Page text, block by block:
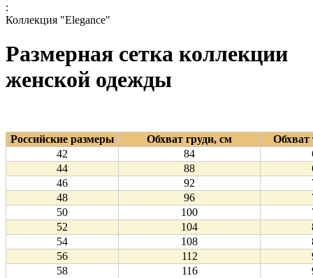
:
Коллекция "Elegance"
Размерная сетка коллекции
женской одежды
Российские размеры Обхват груди, см
Обхват
42
84
44
88
46
92
48
96
50
100
52
104
54
108
56
112
58
116